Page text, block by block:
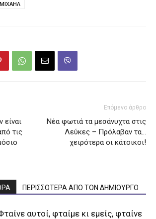
είναι
τις
Επόμενο άρθρο
Νέα φωτιά τα μεσάνυχτα στις
Λεύκες – Πρόλαβαν τα…
χειρότερα οι κάτοικοι!
ΠΕΡΙΣΣΟΤΕΡΑ ΑΠΟ ΤΟΝ ΔΗΜΙΟΥΡΓΟ
αυτοί, φταίμε κι εμείς, φταίνε